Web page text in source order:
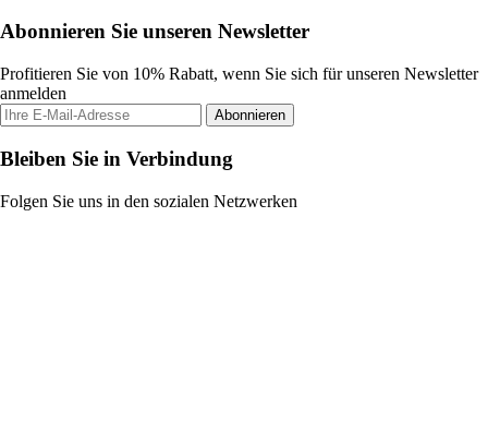
Abonnieren Sie unseren Newsletter
Profitieren Sie von 10% Rabatt, wenn Sie sich für unseren Newsletter
anmelden
Abonnieren
Bleiben Sie in Verbindung
Folgen Sie uns in den sozialen Netzwerken